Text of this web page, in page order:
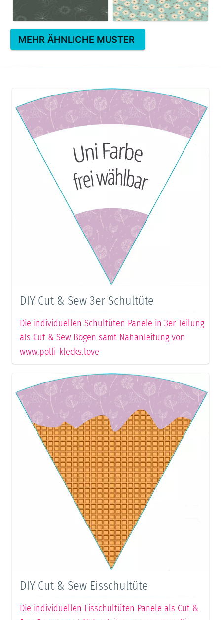
MEHR ÄHNLICHE MUSTER
DIY Cut & Sew 3er Schultüte
Die individuellen Schultüten Panele in 3er Teilung
als Cut & Sew Bogen samt Nähanleitung von
www.polli-klecks.love
DIY Cut & Sew Eisschultüte
Die individuellen Eisschultüten Panele als Cut &